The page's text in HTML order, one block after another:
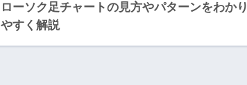
ローソク足チャートの見方やパターンをわかり
やすく解説